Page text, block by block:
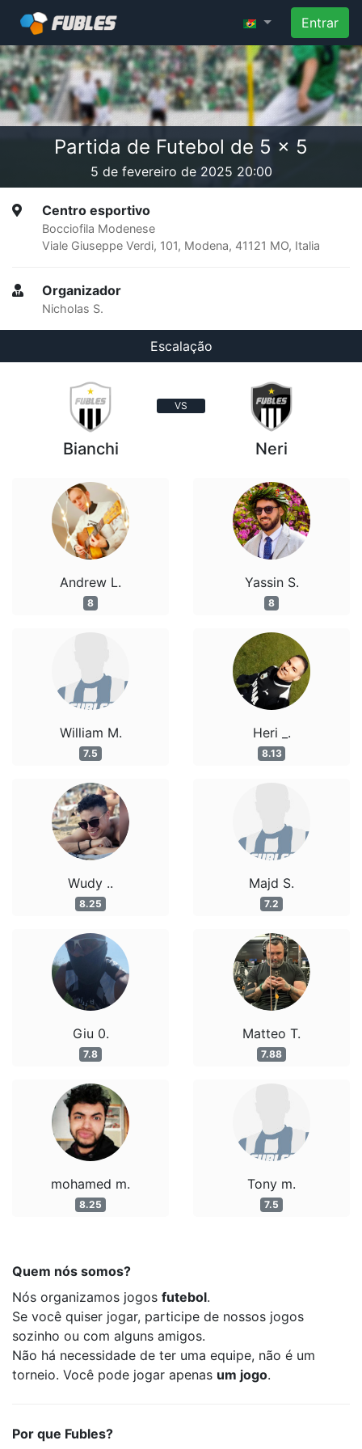
Entrar
Partida de Futebol de 5 x 5
5 de fevereiro de 2025 20:00
Centro esportivo
Bocciofila Modenese
Viale Giuseppe Verdi, 101, Modena, 41121 MO, Italia
Organizador
Nicholas S.
Escalação
VS
Bianchi
Andrew L.
8
William M.
7.5
Wudy ..
8.25
Giu 0.
7.8
mohamed m.
8.25
Neri
Yassin S.
8
Heri _.
8.13
Majd S.
7.2
Matteo T.
7.88
Tony m.
7.5
Quem nós somos?
Nós organizamos jogos futebol.
Se você quiser jogar, participe de nossos jogos
sozinho ou com alguns amigos.
Não há necessidade de ter uma equipe, não é um
torneio. Você pode jogar apenas um jogo.
Por que Fubles?